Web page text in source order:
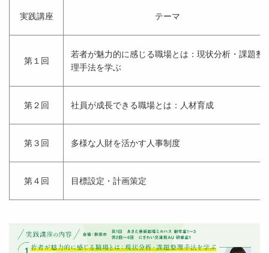
実践講座 テーマ
第１回
若者が魅力的に感じる職場とは：現状分析・課題整
理手法を学ぶ
第２回 社員が成長できる職場とは：人材育成
第３回 多様な人財を活かす人事制度
第４回 目標設定・計画策定